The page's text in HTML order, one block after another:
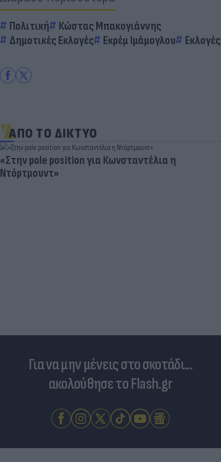
Πολιτική
Κώστας Μπακογιάννης
Δημοτικές Εκλογές
Εκρέμ Ιμάμογλου Εκλογές
ΑΠΟ ΤΟ ΔΙΚΤΥΟ
«Στην pole position για Κωνσταντέλια η
Ντόρτμουντ»
Για να μην μένεις στο σκοτάδι...
ακολούθησε το Flash.gr